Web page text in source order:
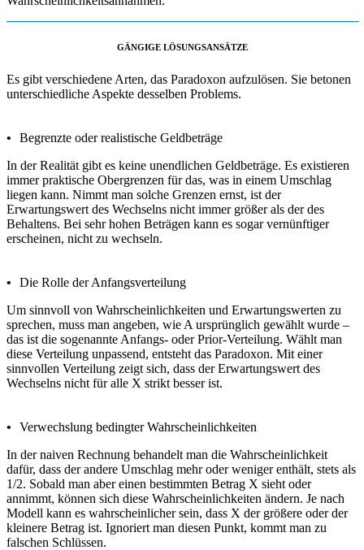
GÄNGIGE LÖSUNGSANSÄTZE
Es gibt verschiedene Arten, das Paradoxon aufzulösen. Sie betonen
unterschiedliche Aspekte desselben Problems.
•
Begrenzte oder realistische Geldbeträge
In der Realität gibt es keine unendlichen Geldbeträge. Es existieren
immer praktische Obergrenzen für das, was in einem Umschlag
liegen kann. Nimmt man solche Grenzen ernst, ist der
Erwartungswert des Wechselns nicht immer größer als der des
Behaltens. Bei sehr hohen Beträgen kann es sogar vernünftiger
erscheinen, nicht zu wechseln.
•
Die Rolle der Anfangsverteilung
Um sinnvoll von Wahrscheinlichkeiten und Erwartungswerten zu
sprechen, muss man angeben, wie A ursprünglich gewählt wurde –
das ist die sogenannte Anfangs- oder Prior-Verteilung. Wählt man
diese Verteilung unpassend, entsteht das Paradoxon. Mit einer
sinnvollen Verteilung zeigt sich, dass der Erwartungswert des
Wechselns nicht für alle X strikt besser ist.
•
Verwechslung bedingter Wahrscheinlichkeiten
In der naiven Rechnung behandelt man die Wahrscheinlichkeit
dafür, dass der andere Umschlag mehr oder weniger enthält, stets als
1/2. Sobald man aber einen bestimmten Betrag X sieht oder
annimmt, können sich diese Wahrscheinlichkeiten ändern. Je nach
Modell kann es wahrscheinlicher sein, dass X der größere oder der
kleinere Betrag ist. Ignoriert man diesen Punkt, kommt man zu
falschen Schlüssen.